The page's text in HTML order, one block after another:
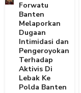
Forwatu
Banten
Melaporkan
Dugaan
Intimidasi dan
Pengeroyokan
Terhadap
Aktivis Di
Lebak Ke
Polda Banten